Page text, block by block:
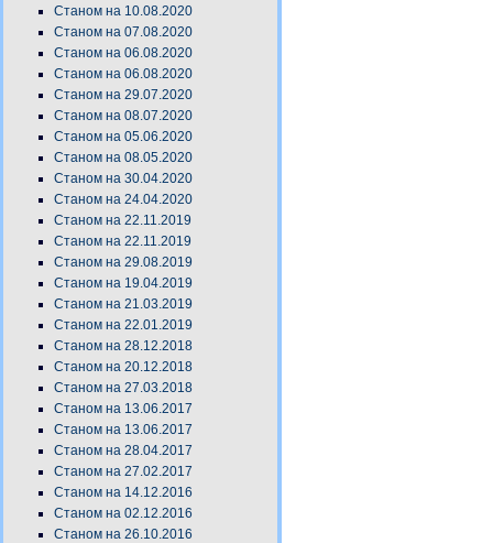
Станом на 10.08.2020
Станом на 07.08.2020
Станом на 06.08.2020
Станом на 06.08.2020
Станом на 29.07.2020
Станом на 08.07.2020
Станом на 05.06.2020
Станом на 08.05.2020
Станом на 30.04.2020
Станом на 24.04.2020
Станом на 22.11.2019
Станом на 22.11.2019
Станом на 29.08.2019
Станом на 19.04.2019
Станом на 21.03.2019
Станом на 22.01.2019
Станом на 28.12.2018
Станом на 20.12.2018
Станом на 27.03.2018
Станом на 13.06.2017
Станом на 13.06.2017
Станом на 28.04.2017
Станом на 27.02.2017
Станом на 14.12.2016
Станом на 02.12.2016
Станом на 26.10.2016